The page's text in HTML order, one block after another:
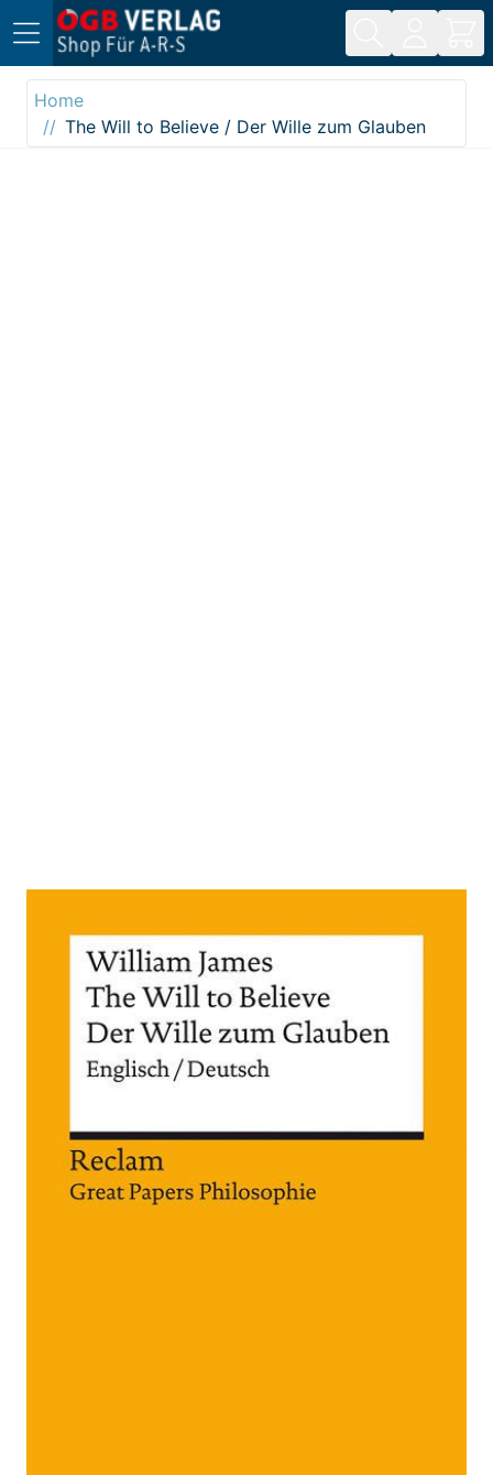
Direkt zum Inhalt
Home
The Will to Believe / Der Wille zum Glauben
The Will to Believe / Der Wille zum
Glauben
Zur Wunschliste hinzufügen
William James